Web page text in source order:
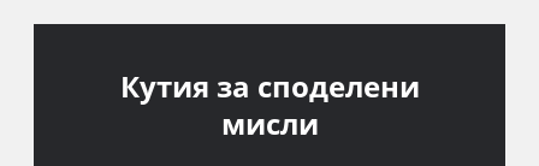
Кутия за споделени
мисли